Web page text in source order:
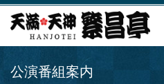
公演番組案内